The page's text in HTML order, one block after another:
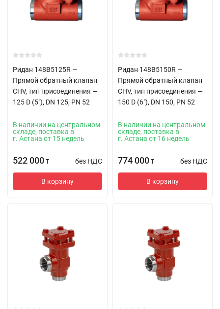
Ридан 148B5125R —
Прямой обратный клапан
CHV, тип присоединения —
125 D (5"), DN 125, PN 52
В наличии на центральном
складе, поставка в
г. Астана от 15 недель
522 000 T без НДС
В корзину
Ридан 148B5150R —
Прямой обратный клапан
CHV, тип присоединения —
150 D (6"), DN 150, PN 52
В наличии на центральном
складе, поставка в
г. Астана от 16 недель
774 000 T без НДС
В корзину